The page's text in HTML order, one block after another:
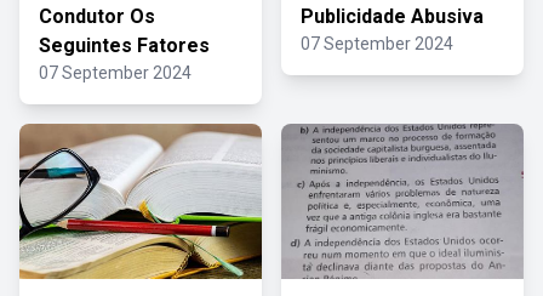
Condutor Os
Seguintes Fatores
07 September 2024
Publicidade Abusiva
07 September 2024